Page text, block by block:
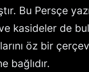
Bu Persçe
kasideler de
öz bir
bağlıdır.